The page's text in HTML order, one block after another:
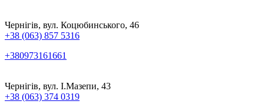
Чернігів, вул. Коцюбинського, 46
+38 (063) 857 5316
+380973161661
Чернігів, вул. І.Мазепи, 43
+38 (063) 374 0319